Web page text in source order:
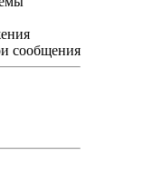
сообщения